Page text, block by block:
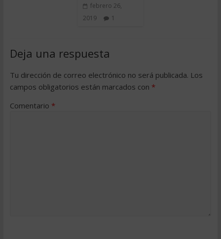
febrero 26,
2019
1
Deja una respuesta
Tu dirección de correo electrónico no será publicada. Los
campos obligatorios están marcados con *
Comentario *